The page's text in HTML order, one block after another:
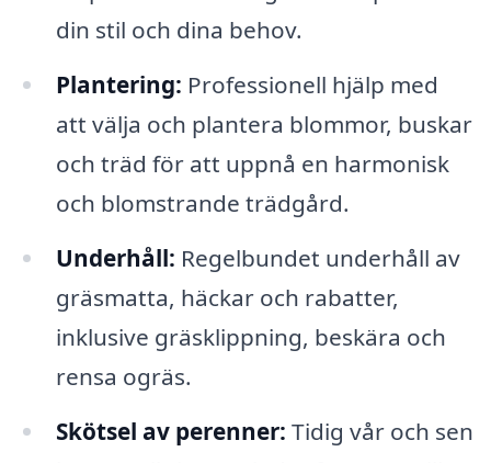
din stil och dina behov.
Plantering: Professionell hjälp med
att välja och plantera blommor, buskar
och träd för att uppnå en harmonisk
och blomstrande trädgård.
Underhåll: Regelbundet underhåll av
gräsmatta, häckar och rabatter,
inklusive gräsklippning, beskära och
rensa ogräs.
Skötsel av perenner: Tidig vår och sen